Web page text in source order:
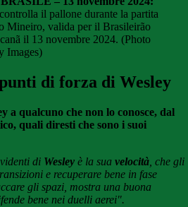
il pallone durante la partita
Mineiro, valida per il Brasileirão
il 13 novembre 2024. (Photo
Images)
di forza di Wesley
a qualcuno che non lo conosce, dal
quali diresti che sono i suoi
di Wesley è la sua velocità , che gli
e recuperare bene in fase
gli spazi, mostra una buona
bene nei duelli aerei".